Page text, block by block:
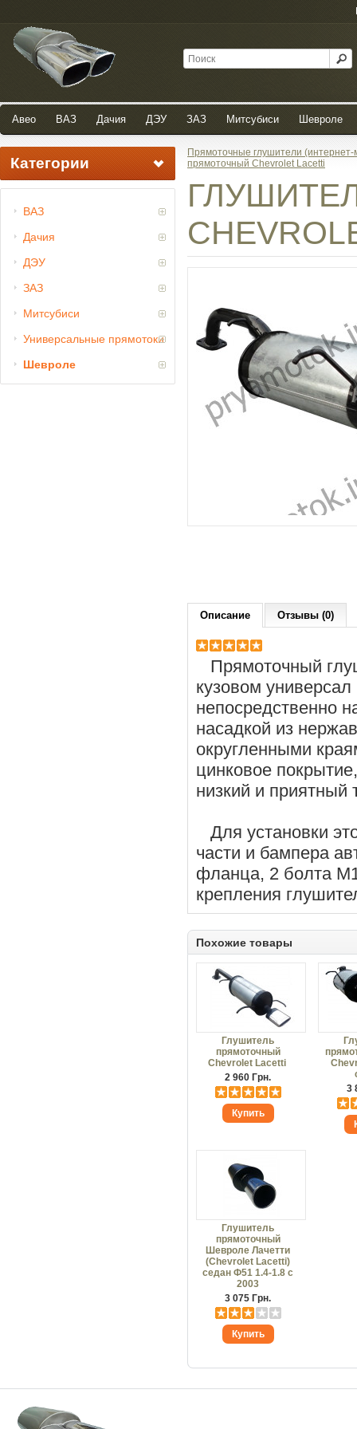
Авео ВАЗ Дачия ДЭУ ЗАЗ Митсубиси Шевроле
Категории
ВАЗ
Дачия
ДЭУ
ЗАЗ
Митсубиси
Универсальные прямотоки
Шевроле
Прямоточные глушители (интернет-
прямоточный Chevrolet Lacetti
Описание Отзывы (0)
Прямоточный
кузовом
непосредственно
насадкой из
округленными
цинковое
низкий и приятный
Для установки
части и бампера
фланца, 2 болта
крепления
Похожие товары
Глушитель
прямоточный
Chevrolet Lacetti
2 960 Грн.
3
Глушитель
прямоточный
Шевроле Лачетти
(Chevrolet Lacetti)
седан Ф51 1.4-1.8 с
2003
3 075 Грн.